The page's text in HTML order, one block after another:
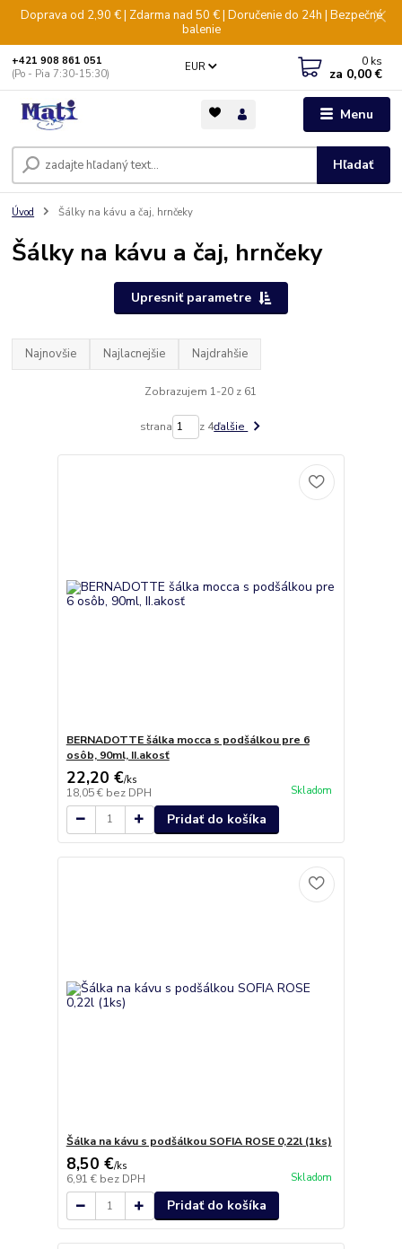
Doprava od 2,90 € | Zdarma nad 50 € | Doručenie do 24h | Bezpečné
balenie
Menu
EUR
Hľadať
+421 908 861 051
(Po - Pia 7:30-15:30)
0 ks
za 0,00 €
Úvod Šálky na kávu a čaj, hrnčeky
Šálky na kávu a čaj, hrnčeky
Upresniť parametre
Najnovšie Najlacnejšie Najdrahšie
Zobrazujem 1-20 z 61
strana z 4ďalšie
BERNADOTTE šálka mocca s podšálkou pre 6
osôb, 90ml, II.akosť
22,20 €/ks
18,05 € bez DPH Skladom
Pridať do košíka
Šálka na kávu s podšálkou SOFIA ROSE 0,22l (1ks)
8,50 €/ks
6,91 € bez DPH Skladom
Pridať do košíka